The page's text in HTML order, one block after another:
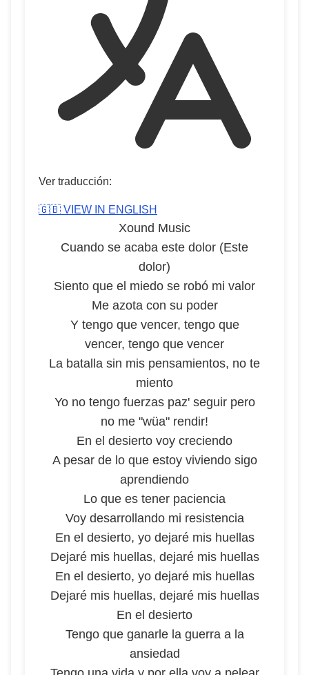
Ver traducción:
🇬🇧 VIEW IN ENGLISH
Xound Music
Cuando se acaba este dolor (Este
dolor)
Siento que el miedo se robó mi valor
Me azota con su poder
Y tengo que vencer, tengo que
vencer, tengo que vencer
La batalla sin mis pensamientos, no te
miento
Yo no tengo fuerzas paz' seguir pero
no me "wüa" rendir!
En el desierto voy creciendo
A pesar de lo que estoy viviendo sigo
aprendiendo
Lo que es tener paciencia
Voy desarrollando mi resistencia
En el desierto, yo dejaré mis huellas
Dejaré mis huellas, dejaré mis huellas
En el desierto, yo dejaré mis huellas
Dejaré mis huellas, dejaré mis huellas
En el desierto
Tengo que ganarle la guerra a la
ansiedad